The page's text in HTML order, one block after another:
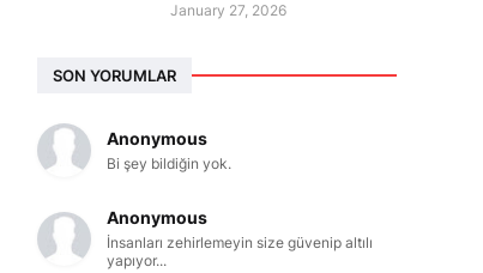
January 27, 2026
SON YORUMLAR
Anonymous
Bi şey bildiğin yok.
Anonymous
İnsanları zehirlemeyin size güvenip altılı
yapıyor...